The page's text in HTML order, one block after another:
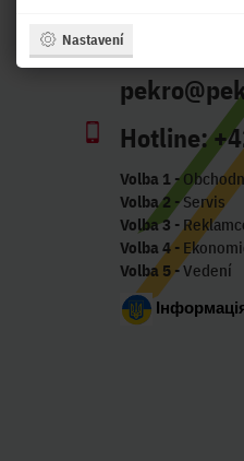
Adresa:
Otevírací doba:
Hotline:
Volba 1-
Volba 2 - Servis
Volba 3 -
Volba 4-
Volba 5- Vedení
Nastavení